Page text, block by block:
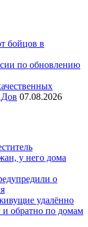
бойцов в
по обновлению
07.08.2026
у него дома
о
удалённо
и обратно по домам